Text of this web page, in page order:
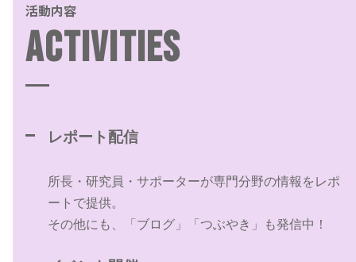
活動内容
ACTIVITIES
レポート配信
所長・研究員・サポーターが専門分野の情報をレポ
ートで提供。
その他にも、「ブログ」「つぶやき」も発信中！